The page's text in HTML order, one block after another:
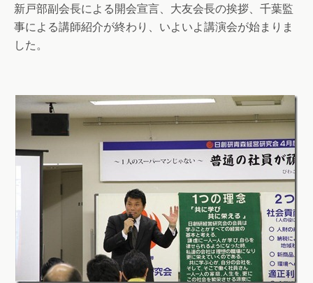
新戸部副会長による開会宣言、大友会長の挨拶、千葉監
事による講師紹介が終わり、いよいよ講演会が始まりま
した。